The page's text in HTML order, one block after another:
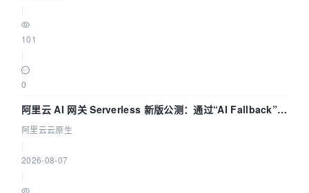
101
0
阿里云 AI 网关 Serverless 新版公测：通过“AI Fallback”与
拓扑可视化构建 AI 流量治理底座
阿里云云原生
2026-08-07